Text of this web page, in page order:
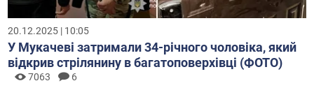
20.12.2025 | 10:05
У Мукачеві затримали 34-річного чоловіка, який
відкрив стрілянину в багатоповерхівці (ФОТО)
7063 6